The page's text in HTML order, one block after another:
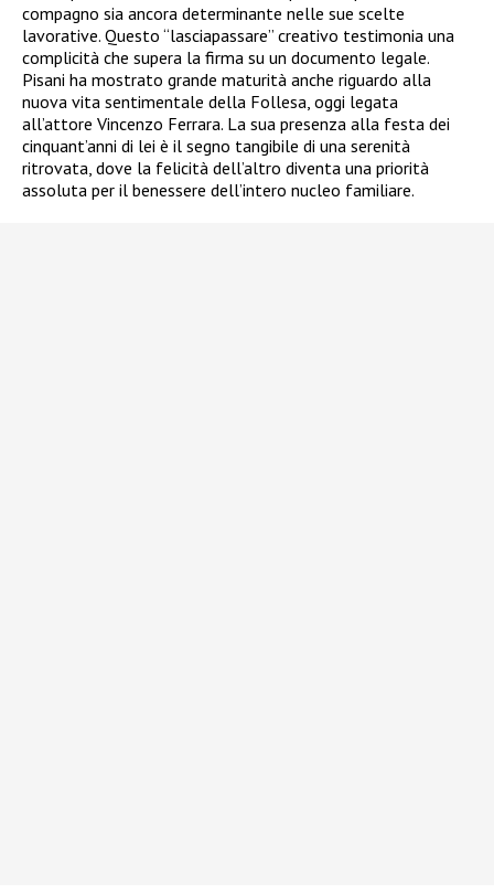
compagno sia ancora determinante nelle sue scelte
lavorative. Questo “lasciapassare” creativo testimonia una
complicità che supera la firma su un documento legale.
Pisani ha mostrato grande maturità anche riguardo alla
nuova vita sentimentale della Follesa, oggi legata
all’attore Vincenzo Ferrara. La sua presenza alla festa dei
cinquant’anni di lei è il segno tangibile di una serenità
ritrovata, dove la felicità dell’altro diventa una priorità
assoluta per il benessere dell’intero nucleo familiare.